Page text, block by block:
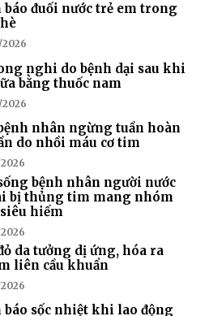
báo đuối nước trẻ em trong
nghi do bệnh dại sau khi
bằng thuốc nam
nhân ngừng tuần hoàn
do nhồi máu cơ tim
bệnh nhân người nước
bị thủng tim mang nhóm
hiếm
da tưởng dị ứng, hóa ra
liên cầu khuẩn
báo sốc nhiệt khi lao động